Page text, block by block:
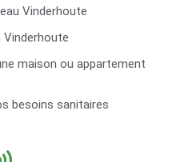
Vinderhoute
Vinderhoute
maison ou appartement
besoins sanitaires